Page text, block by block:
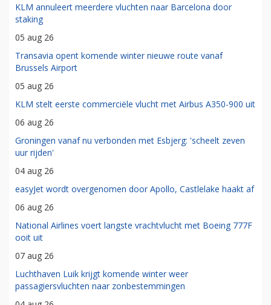
KLM annuleert meerdere vluchten naar Barcelona door
staking
05 aug 26
Transavia opent komende winter nieuwe route vanaf
Brussels Airport
05 aug 26
KLM stelt eerste commerciële vlucht met Airbus A350-900 uit
06 aug 26
Groningen vanaf nu verbonden met Esbjerg: 'scheelt zeven
uur rijden'
04 aug 26
easyJet wordt overgenomen door Apollo, Castlelake haakt af
06 aug 26
National Airlines voert langste vrachtvlucht met Boeing 777F
ooit uit
07 aug 26
Luchthaven Luik krijgt komende winter weer
passagiersvluchten naar zonbestemmingen